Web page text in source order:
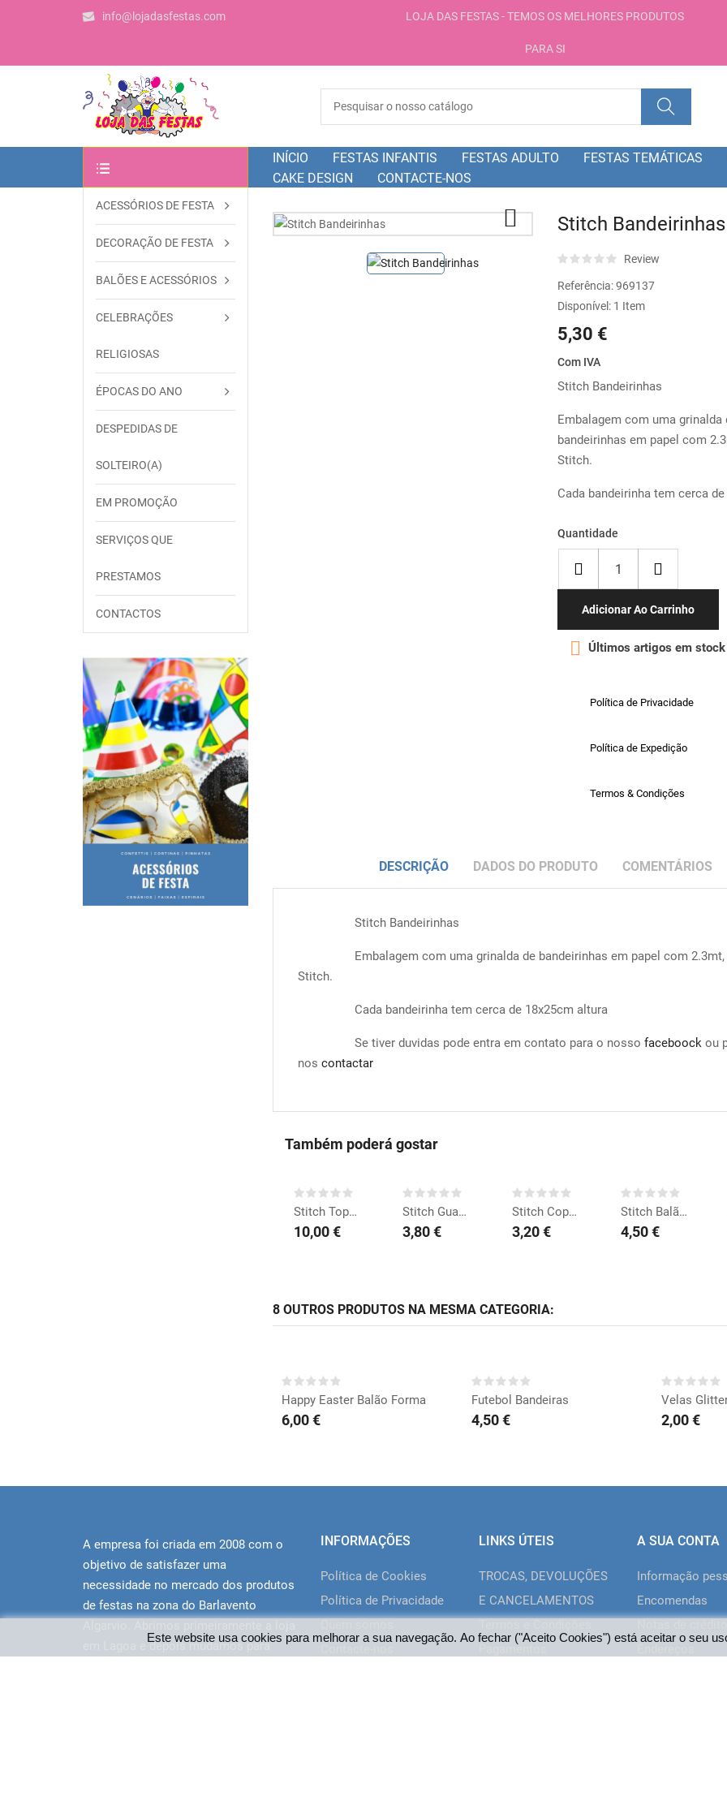
Este website usa cookies para melhorar a sua navegação. Ao fechar ("Aceito Cookies") está aceitar o seu
info@lojadasfestas.com LOJA DAS FESTAS - TEMOS OS MELHORES PRODUTOS
PARA SI
INÍCIO FESTAS INFANTIS FESTAS ADULTO FESTAS TEMÁTICAS
CAKE DESIGN
CONTACTE-NOS
OUTRAS CATEGORIAS
ACESSÓRIOS DE FESTA
DECORAÇÃO DE FESTA
BALÕES E ACESSÓRIOS
CELEBRAÇÕES
RELIGIOSAS
ÉPOCAS DO ANO
DESPEDIDAS DE
SOLTEIRO(A)
EM PROMOÇÃO
SERVIÇOS QUE
PRESTAMOS
CONTACTOS
 Stitch Bandeirinhas
Review
Referência:969137
Disponível: 1 Item
5,30 €
Com IVA
Stitch Bandeirinhas
Embalagem com uma grinalda
bandeirinhas em papel com
Stitch.
Cada bandeirinha tem cerca
Quantidade
Adicionar Ao Carrinho
 Últimos artigos em stock
Política de Privacidade
Política de Expedição
Termos & Condições
DESCRIÇÃO DADOS DO PRODUTO COMENTÁRIOS
Stitch Bandeirinhas
Embalagem com uma grinalda de bandeirinhas em papel com
Stitch.
Cada bandeirinha tem cerca de 18x25cm altura
Se tiver duvidas pode entra em contato para o nosso faceboock ou
nos contactar
Também poderá gostar
Stitch Topo de Bolo
10,00 €
Stitch Guardanapos
3,80 €
Stitch Copos
3,20 €
Stitch Balão 45cm
4,50 €
8 OUTROS PRODUTOS NA MESMA CATEGORIA:
Happy Easter Balão Forma
6,00 €
Futebol Bandeiras
4,50 €
Velas
2,00 €
A empresa foi criada em 2008 com o
objetivo de satisfazer uma
necessidade no mercado dos produtos
de festas na zona do Barlavento
em Lagoa e depois mudamos para
INFORMAÇÕES
Política de Cookies
Política de Privacidade
LINKS ÚTEIS
TROCAS, DEVOLUÇÕES
E CANCELAMENTOS
Pagamentos
A SUA CONTA
Informação
Encomendas